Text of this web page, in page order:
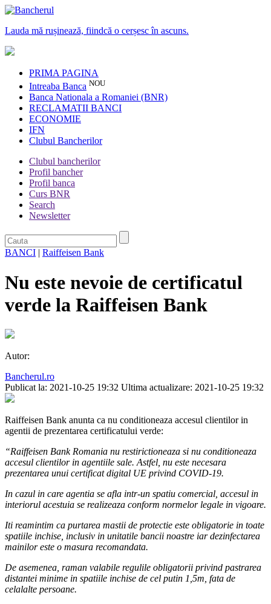
Lauda mă rușinează, fiindcă o cerșesc în ascuns.
PRIMA PAGINA
Intreaba Banca NOU
Banca Nationala a Romaniei (BNR)
RECLAMATII BANCI
ECONOMIE
IFN
Clubul Bancherilor
Clubul bancherilor
Profil bancher
Profil banca
Curs BNR
Search
Newsletter
BANCI | Raiffeisen Bank
Nu este nevoie de certificatul
verde la Raiffeisen Bank
Autor:
Bancherul.ro
Publicat la: 2021-10-25 19:32 Ultima actualizare: 2021-10-25 19:32
Raiffeisen Bank anunta ca nu conditioneaza accesul clientilor in
agentii de prezentarea certificatului verde:
“Raiffeisen Bank Romania nu restirictioneaza si nu conditioneaza
accesul clientilor in agentiile sale. Astfel, nu este necesara
prezentarea unui certificat digital UE privind COVID-19.
In cazul in care agentia se afla intr-un spatiu comercial, accesul in
interiorul acestuia se realizeaza conform normelor legale in vigoare.
Iti reamintim ca purtarea mastii de protectie este obligatorie in toate
spatiile inchise, inclusiv in unitatile bancii noastre iar dezinfectarea
mainilor este o masura recomandata.
De asemenea, raman valabile regulile obligatorii privind pastrarea
distantei minime in spatiile inchise de cel putin 1,5m, fata de
celalalte persoane.